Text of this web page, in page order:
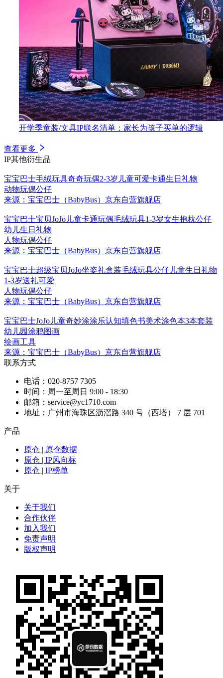
开学季童装/文具IP联名清单：家长为孩子买单的逻辑
查看更多
IP其他衍生品
宝宝巴士毛绒玩具奇奇玩偶2-3岁儿童可爱卡通生日礼物
动物玩偶公仔
来源：宝宝巴士（BabyBus）京东自营旗舰店
宝宝巴士宝贝JoJo儿童卡通玩偶毛绒玩具1-3岁女生抱枕公仔
幼儿生日礼物
人物玩偶公仔
来源：宝宝巴士（BabyBus）京东自营旗舰店
宝宝巴士超级宝贝JoJo坐姿礼盒装毛绒玩具公仔儿童生日礼物
1-3岁送礼可爱
人物玩偶公仔
来源：宝宝巴士（BabyBus）京东自营旗舰店
宝宝巴士JoJo儿童奇妙涂涂乐认知填色书美术涂色本3本套装
幼儿园涂鸦图画
绘画工具
来源：宝宝巴士（BabyBus）京东自营旗舰店
联系方式
电话：020-8757 7305
时间：周一至周日 9:00 - 18:30
邮箱：service@yc1710.com
地址：广州市海珠区沥滘路 340 号（西塔） 7 层 701
产品
原仓 | 原仓数据
原仓 | IP风向标
原仓 | IP榜单
关于
关于我们
合作伙伴
加入我们
免责声明
版权声明